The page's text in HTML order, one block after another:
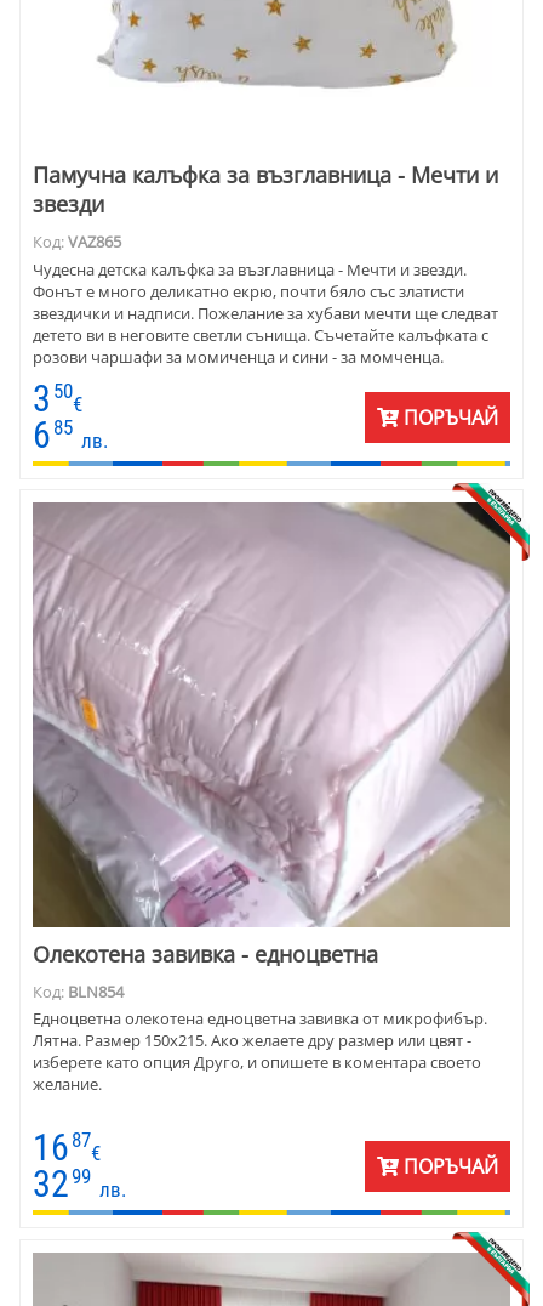
Памучна калъфка за възглавница - Мечти и
звезди
Код:VAZ865
Чудесна детска калъфка за възглавница - Мечти и звезди.
Фонът е много деликатно екрю, почти бяло със златисти
звездички и надписи. Пожелание за хубави мечти ще следват
детето ви в неговите светли сънища. Съчетайте калъфката с
розови чаршафи за момиченца и сини - за момченца.
Материята е ранфор - памук 100%.
3 50
€
6 85
лв.
ПОРЪЧАЙ
Олекотена завивка - едноцветна
Код: BLN854
Едноцветна олекотена едноцветна завивка от микрофибър.
Лятна. Размер 150х215. Ако желаете дру размер или цвят -
изберете като опция Друго, и опишете в коментара своето
желание.
16 87
€
3299
лв.
ПОРЪЧАЙ